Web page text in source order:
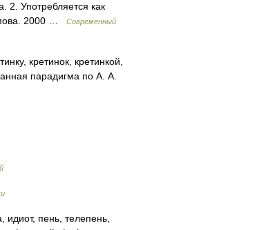
2. Употребляется как
2000 …
Современный
кретинок, кретинкой,
парадигма по А. А.
пень, телепень,